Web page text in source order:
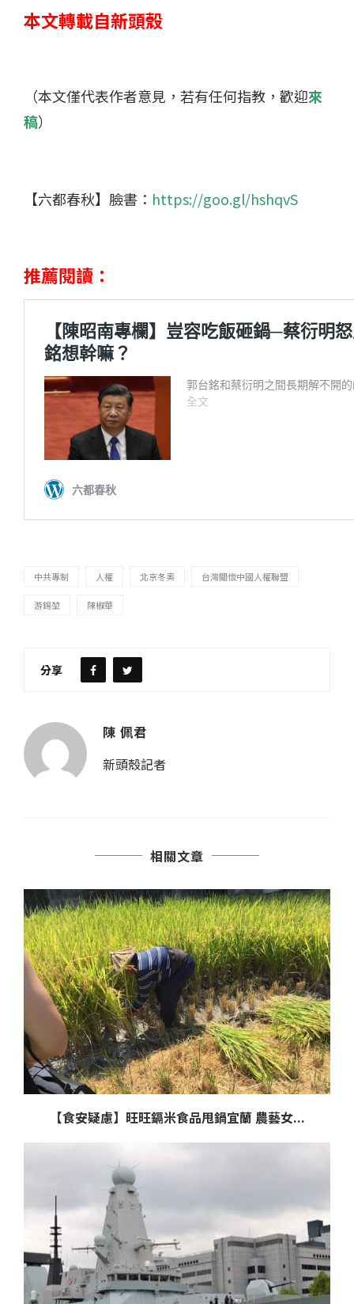
本文轉載自新頭殼
（本文僅代表作者意見，若有任何指教，歡迎來
稿）
【六都春秋】臉書： https://goo.gl/hshqvS
推薦閱讀：
中共專制 人權 北京冬奧 台灣關懷中國人權聯盟
游錫堃 陳椒華
分享
陳 佩君
新頭殼記者
相關文章
【食安疑慮】旺旺鎘米食品甩鍋宜蘭 農藝女...